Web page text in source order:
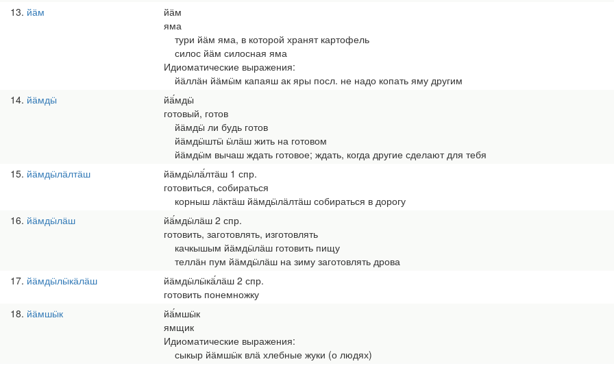
13 йӓм
йӓм
яма
тури йӓм яма, в которой хранят картофель
силос йӓм силосная яма
Идиоматические выражения:
йӓллӓн йӓмӹм капаяш ак яры посл. не надо копать яму другим
14 йӓмдӹ
йӓ́мдӹ
готовый, готов
йӓмдӹ ли будь готов
йӓмдӹштӹ ӹлӓш жить на готовом
йӓмдӹм вычаш ждать готовое; ждать, когда другие сделают для тебя
15 йӓмдӹлӓлтӓш
йӓмдӹлӓ́лтӓш 1 спр.
готовиться, собираться
корныш лӓктӓш йӓмдӹлӓлтӓш собираться в дорогу
16 йӓмдӹлӓш
йӓ́мдӹлӓш 2 спр.
готовить, заготовлять, изготовлять
качкышым йӓмдӹлӓш готовить пищу
теллӓн пум йӓмдӹлӓш на зиму заготовлять дрова
17 йӓмдӹлӹкӓлӓш
йӓмдӹлӹкӓ́лӓш 2 спр.
готовить понемножку
18 йӓмшӹк
йӓ́мшӹк
ямщик
Идиоматические выражения:
сыкыр йӓмшӹк влӓ хлебные жуки (о людях)